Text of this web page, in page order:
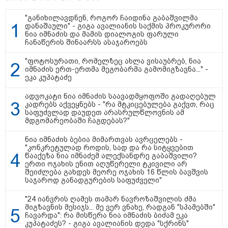
მხდიდი - შენი ავადმყოფობითაც
კი აგრძელებ ამის გაკეთებას" -
თეონა კონტრიძე მეუღლეს
ემოციურ "პოსტს" უძღვნის
პოლიციამ ,,გლოვოს” კურიერზე
დააკავა - შსს ინფორმაციას
ავრცელებს
პოლიტიკა
"განიხილავდნენ, როგორ ჩაიდინა გაბაშვილმა
დანაშაული" - გიგა ავალიანის საქმის პროკურორი
ნია იმნაძის და მამის დიალოგის ფარული
ჩანაწერის შინაარსს ასაჯაროებს
"ფოტოსურათი, რომელზეც ახლა ვისაუბრებ, ნია
იმნაძის ერთ-ერთმა მეგობარმა გამომიგზავნა..." -
ეკა კუპატაძე
ადვოკატი ნია იმნაძის საავადმყოფოში გადაღებულ
კადრებს აქვეყნებს - "რა მტკიცებულება გაქვთ, რაც
საფუძვლად დაუდეთ არასრულწლოვნის ამ
მდგომარეობაში ჩაგდებას?"
ნია იმნაძის ბებია მიმართვას ავრცელებს -
"კონკრეტულად როდის, სად და რა სიტყვებით
წააქეზა ნია იმნაძემ ალექსანდრე გაბაშვილი?
ერთი ოჯახის ენით აღუწერელი ტკივილი არ
შეიძლება გახდეს მეორე ოჯახის 16 წლის ბავშვის
საჯაროდ განადგურების საფუძველი"
"24 იანვრის ღამეს თამარ ნავროზაშვილის ძმა
მიგზავნის მესიჯს... მე ვერ ვნახე, რადგან "სპამებში"
ჩავარდა": რა მისწერა ნია იმნაძის ბიძამ ეკა
კუპატაძეს? - გიგა ავალიანის დედა "სქრინს"